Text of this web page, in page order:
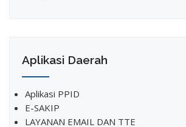
Aplikasi Daerah
Aplikasi PPID
E-SAKIP
LAYANAN EMAIL DAN TTE